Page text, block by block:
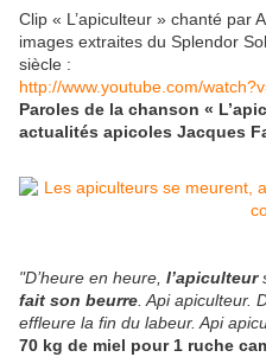
Clip « L’apiculteur » chanté par
images extraites du Splendor
siècle :
http://www.youtube.com/
Paroles de la chanson «
actualités apicoles Jacques
"D’heure en heure, l’apiculteur
fait son beurre . Api apiculteur.
effleure la fin du labeur. Api
70 kg de miel pour 1 ruche